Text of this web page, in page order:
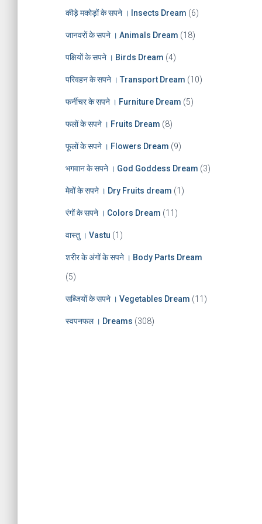
कीड़े मकोड़ों के सपने । Insects Dream (6)
जानवरों के सपने । Animals Dream (18)
पक्षियों के सपने । Birds Dream (4)
परिवहन के सपने । Transport Dream (10)
फर्नीचर के सपने । Furniture Dream (5)
फलों के सपने । Fruits Dream (8)
फूलों के सपने । Flowers Dream (9)
भगवान के सपने । God Goddess Dream (3)
मेवों के सपने । Dry Fruits dream (1)
रंगों के सपने । Colors Dream (11)
वास्तु । Vastu (1)
शरीर के अंगों के सपने । Body Parts Dream
(5)
सब्जियों के सपने । Vegetables Dream (11)
स्वपनफल । Dreams (308)